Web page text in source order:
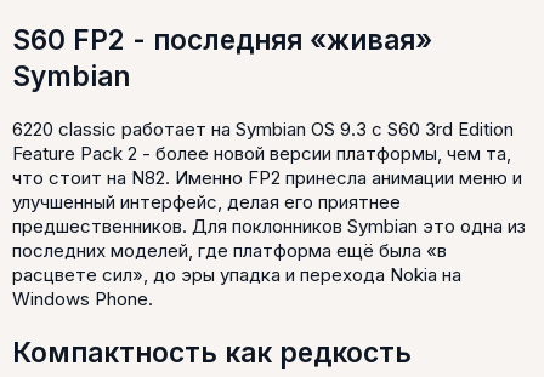
S60 FP2 - последняя «живая»
Symbian
6220 classic работает на Symbian OS 9.3 с S60 3rd Edition
Feature Pack 2 - более новой версии платформы, чем та,
что стоит на N82. Именно FP2 принесла анимации меню и
улучшенный интерфейс, делая его приятнее
предшественников. Для поклонников Symbian это одна из
последних моделей, где платформа ещё была «в
расцвете сил», до эры упадка и перехода Nokia на
Windows Phone.
Компактность как редкость